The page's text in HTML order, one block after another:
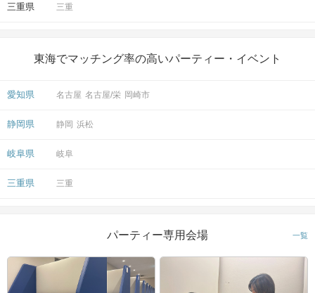
三重県 三重
東海でマッチング率の高いパーティー・イベント
愛知県 名古屋 名古屋/栄 岡崎市
静岡県 静岡 浜松
岐阜県 岐阜
三重県 三重
パーティー専用会場 一覧